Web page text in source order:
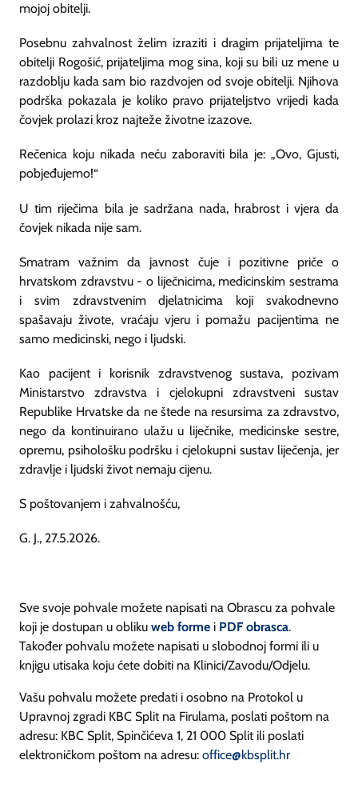
mojoj obitelji.
Posebnu zahvalnost želim izraziti i dragim prijateljima te
obitelji Rogošić, prijateljima mog sina, koji su bili uz mene u
razdoblju kada sam bio razdvojen od svoje obitelji. Njihova
podrška pokazala je koliko pravo prijateljstvo vrijedi kada
čovjek prolazi kroz najteže životne izazove.
Rečenica koju nikada neću zaboraviti bila je: „Ovo, Gjusti,
pobjeđujemo!“
U tim riječima bila je sadržana nada, hrabrost i vjera da
čovjek nikada nije sam.
Smatram važnim da javnost čuje i pozitivne priče o
hrvatskom zdravstvu - o liječnicima, medicinskim sestrama
i svim zdravstvenim djelatnicima koji svakodnevno
spašavaju živote, vraćaju vjeru i pomažu pacijentima ne
samo medicinski, nego i ljudski.
Kao pacijent i korisnik zdravstvenog sustava, pozivam
Ministarstvo zdravstva i cjelokupni zdravstveni sustav
Republike Hrvatske da ne štede na resursima za zdravstvo,
nego da kontinuirano ulažu u liječnike, medicinske sestre,
opremu, psihološku podršku i cjelokupni sustav liječenja, jer
zdravlje i ljudski život nemaju cijenu.
S poštovanjem i zahvalnošću,
G. J., 27.5.2026.
Sve svoje pohvale možete napisati na Obrascu za pohvale
koji je dostupan u obliku web forme i PDF obrasca.
Također pohvalu možete napisati u slobodnoj formi ili u
knjigu utisaka koju ćete dobiti na Klinici/Zavodu/Odjelu.
Vašu pohvalu možete predati i osobno na Protokol u
Upravnoj zgradi KBC Split na Firulama, poslati poštom na
adresu: KBC Split, Spinčićeva 1, 21 000 Split ili poslati
elektroničkom poštom na adresu: office@kbsplit.hr